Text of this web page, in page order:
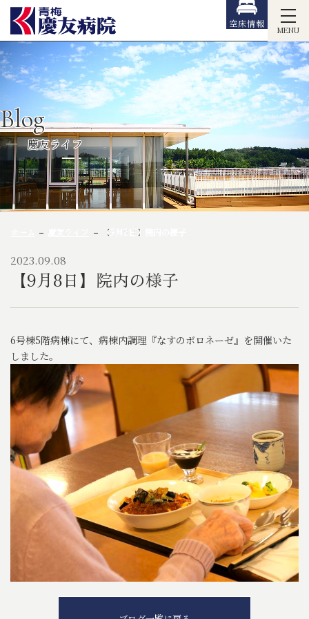
MENU
空床情報
Blog
慶友ライフ
【9月8日】院内の様子
2023.09.08
【9月8日】院内の様子
6号棟5階病棟にて、病棟内調理『なすのボロネーゼ』を開催いた
しました。